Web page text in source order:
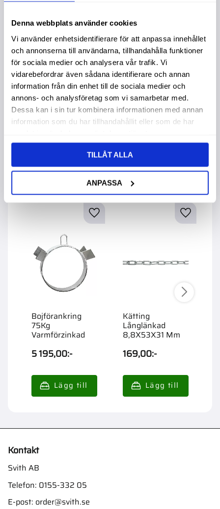
Denna webbplats använder cookies
Vi använder enhetsidentifierare för att anpassa innehållet
och annonserna till användarna, tillhandahålla funktioner
för sociala medier och analysera vår trafik. Vi
vidarebefordrar även sådana identifierare och annan
information från din enhet till de sociala medier och
annons- och analysföretag som vi samarbetar med.
Dessa kan i sin tur kombinera informationen med annan
information som du har tillhandahållit eller som de har
TILLÅT ALLA
ANPASSA
Schakel M10 A4
1St
159,00:-
Schakel Lång M6
A4 1St
129,00:-
Andra köpte även
Bojförankring
75Kg
Varmförzinkad
5 195,00:-
Kätting
Långlänkad
8,8X53X31 Mm
169,00:-
Kontakt
Svith AB
Telefon: 0155-332 05
E-post: order@svith.se